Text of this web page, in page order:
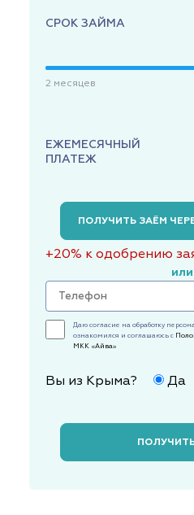
СРОК ЗАЙМА
2 месяцев
ЕЖЕМЕСЯЧНЫЙ
ПЛАТЕЖ
ПОЛУЧИТЬ ЗАЁМ
+20% к одобрению
или
Даю согласие на обработку
ознакомился и соглашаюсь с
МКК «Айва»
Вы из Крыма? Да